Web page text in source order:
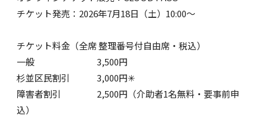
チケット発売：2026年7月18日（土）10:00～
チケット料金（全席 整理番号付自由席・税込）
一般 3,500円
杉並区民割引 3,000円✳︎
障害者割引 2,500円（介助者1名無料・要事前申
込）